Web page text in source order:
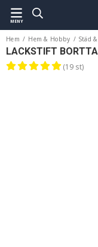
MENY
Hem / Hem & Hobby / Städ
LACKSTIFT
(19 st)